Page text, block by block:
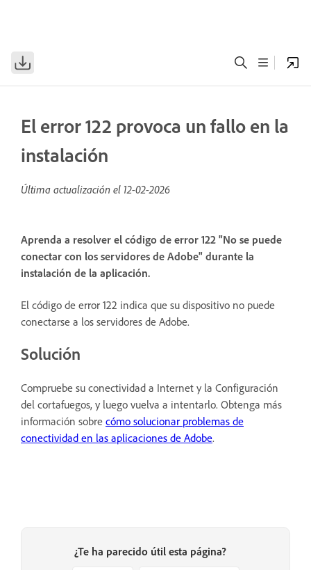
El error 122 provoca un fallo en la
instalación
Última actualización el 12-02-2026
Aprenda a resolver el código de error 122 "No se puede
conectar con los servidores de Adobe" durante la
instalación de la aplicación.
El código de error 122 indica que su dispositivo no puede
conectarse a los servidores de Adobe.
Solución
Compruebe su conectividad a Internet y la Configuración
del cortafuegos, y luego vuelva a intentarlo. Obtenga más
información sobre cómo solucionar problemas de
conectividad en las aplicaciones de Adobe.
¿Te ha parecido útil esta página?